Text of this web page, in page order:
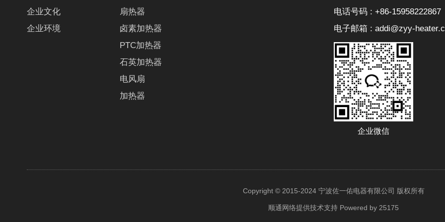
企业文化
企业环境
扇热器
卤素加热器
PTC加热器
石英加热器
电风扇
加热器
电话号码 : +86-15958222867
电子邮箱 : addi@zyy-
企业微信
Copyright © 2015-2024 宁波佐一佑电器有限公司 版权所有
顺通网络提供技术支持 Powered by 25175